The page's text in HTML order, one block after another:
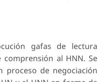
gafas de lectura
al HNN. Se
proceso de negociación